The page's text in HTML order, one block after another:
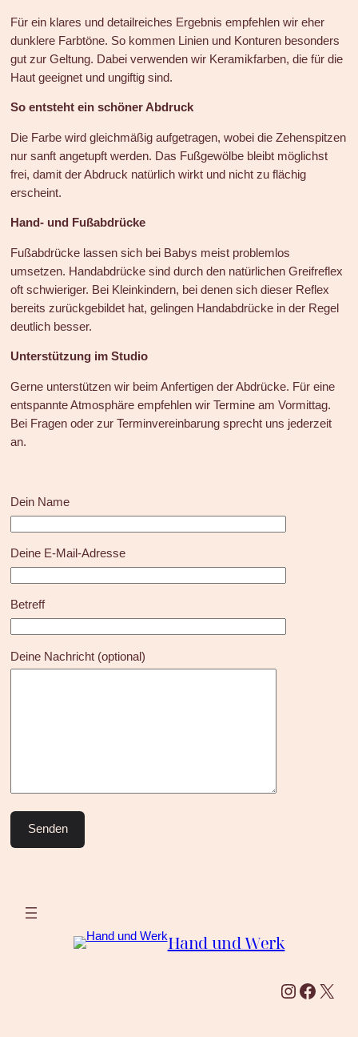
Für ein klares und detailreiches Ergebnis empfehlen wir eher
dunklere Farbtöne. So kommen Linien und Konturen besonders
gut zur Geltung. Dabei verwenden wir Keramikfarben, die für die
Haut geeignet und ungiftig sind.
So entsteht ein schöner Abdruck
Die Farbe wird gleichmäßig aufgetragen, wobei die Zehenspitzen
nur sanft angetupft werden. Das Fußgewölbe bleibt möglichst
frei, damit der Abdruck natürlich wirkt und nicht zu flächig
erscheint.
Hand- und Fußabdrücke
Fußabdrücke lassen sich bei Babys meist problemlos
umsetzen. Handabdrücke sind durch den natürlichen Greifreflex
oft schwieriger. Bei Kleinkindern, bei denen sich dieser Reflex
bereits zurückgebildet hat, gelingen Handabdrücke in der Regel
deutlich besser.
Unterstützung im Studio
Gerne unterstützen wir beim Anfertigen der Abdrücke. Für eine
entspannte Atmosphäre empfehlen wir Termine am Vormittag.
Bei Fragen oder zur Terminvereinbarung sprecht uns jederzeit
an.
Dein Name
Deine E-Mail-Adresse
Betreff
Deine Nachricht (optional)
Hand und Werk
Instagram Facebook X